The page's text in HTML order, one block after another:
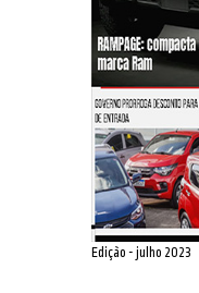
Edição - julho 2023